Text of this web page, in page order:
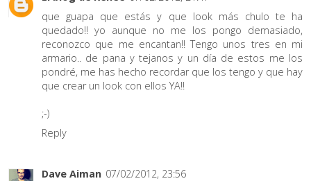
que guapa que estás y que look más chulo te ha
quedado!! yo aunque no me los pongo demasiado,
reconozco que me encantan!! Tengo unos tres en mi
armario.. de pana y tejanos y un día de estos me los
pondré, me has hecho recordar que los tengo y que hay
que crear un look con ellos YA!!
;-)
Reply
Dave Aiman 07/02/2012, 23:56